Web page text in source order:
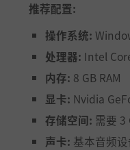
推荐配置:
操作系统:
处理器: Intel
内存: 8 GB RAM
显卡: Nvidia
存储空间: 需要 3
声卡: 基本音频